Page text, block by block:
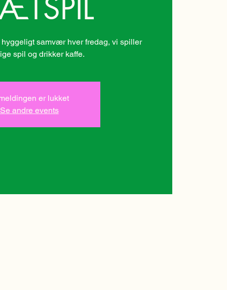
samvær hver fredag, vi spiller
spil og drikker kaffe.
er lukket
Se andre events